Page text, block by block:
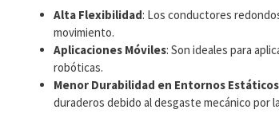
Alta Flexibilidad: Los conductores
movimiento.
Aplicaciones Móviles: Son ideales para
robóticas.
Menor Durabilidad en Entornos Estáticos
duraderos debido al desgaste mecánico por